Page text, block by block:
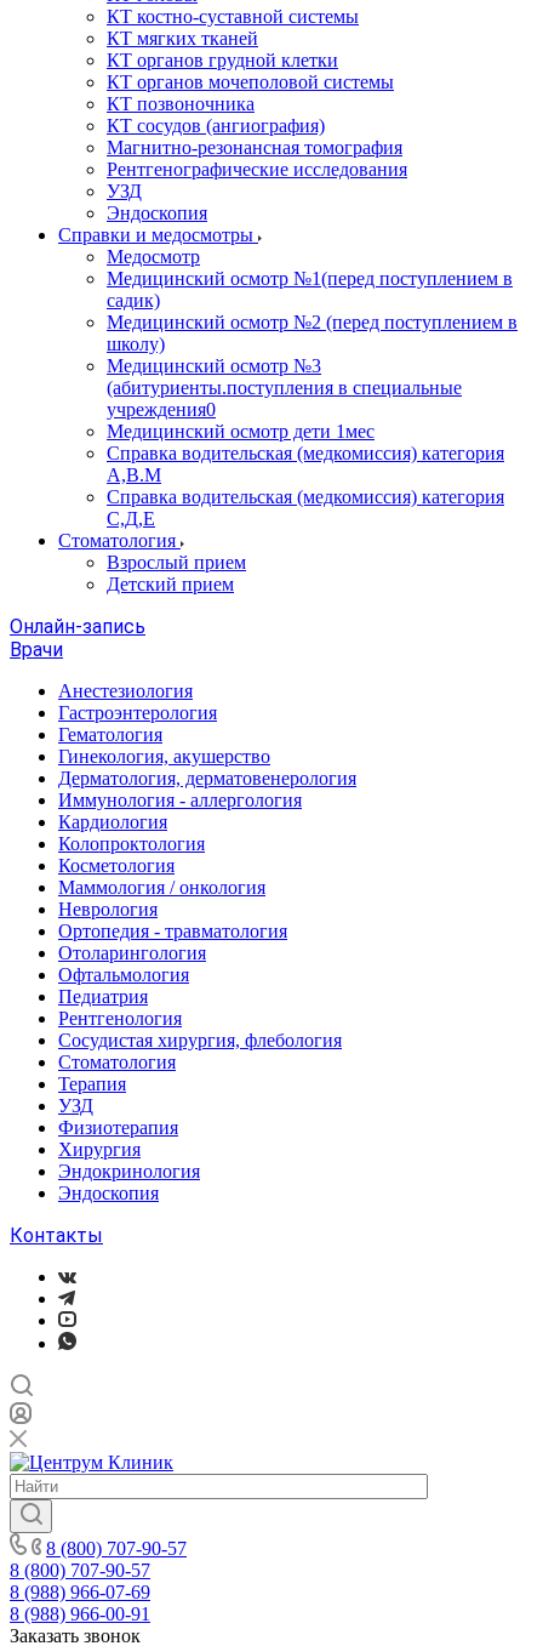
КТ костно-суставной системы
КТ мягких тканей
КТ органов грудной клетки
КТ органов мочеполовой системы
КТ позвоночника
КТ сосудов (ангиография)
Магнитно-резонансная томография
Рентгенографические исследования
УЗД
Эндоскопия
Справки и медосмотры
Медосмотр
Медицинский осмотр №1(перед поступлением в
садик)
Медицинский осмотр №2 (перед поступлением в
школу)
Медицинский осмотр №3
(абитуриенты.поступления в специальные
учреждения0
Медицинский осмотр дети 1мес
Справка водительская (медкомиссия) категория
А,В.М
Справка водительская (медкомиссия) категория
С,Д,Е
Стоматология
Взрослый прием
Детский прием
Онлайн-запись
Врачи
Анестезиология
Гастроэнтерология
Гематология
Гинекология, акушерство
Дерматология, дерматовенерология
Иммунология - аллергология
Кардиология
Колопроктология
Косметология
Маммология / онкология
Неврология
Ортопедия - травматология
Отоларингология
Офтальмология
Педиатрия
Рентгенология
Сосудистая хирургия, флебология
Стоматология
Терапия
УЗД
Физиотерапия
Хирургия
Эндокринология
Эндоскопия
Контакты
8 (800) 707-90-57
8 (800) 707-90-57
8 (988) 966-07-69
8 (988) 966-00-91
Заказать звонок